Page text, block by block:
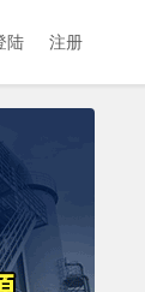
陆 注册